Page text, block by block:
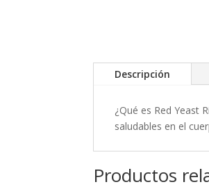
Descripción
¿Qué es Red Yeast
saludables en el
Productos